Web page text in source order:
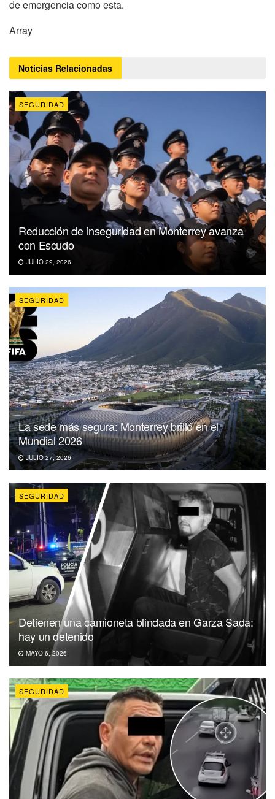
de emergencia como esta.
Array
Noticias Relacionadas
SEGURIDAD
Reducción de inseguridad en Monterrey avanza
con Escudo
JULIO 29, 2026
SEGURIDAD
La sede más segura: Monterrey brilló en el
Mundial 2026
JULIO 27, 2026
SEGURIDAD
Detienen una camioneta blindada en Garza Sada:
hay un detenido
MAYO 6, 2026
SEGURIDAD